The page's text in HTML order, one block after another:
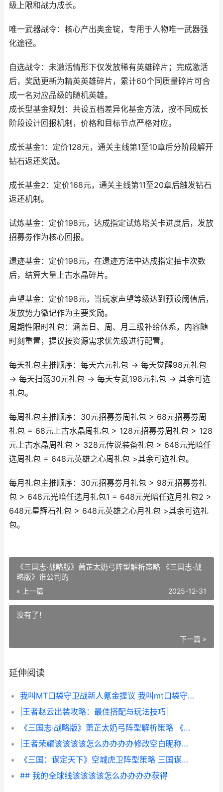
级上限和战力成长。
唯一武器战令：核心产出奥金锭，专用于人物唯一武器强
化途径。
自选战令：未激活情形下仅发放稀有英雄碎片；完成激活
后，奖励更新为精英英雄碎片，累计60个同质量碎片可合
成一名对应品级的随机英雄。
成长型基金规划：共设五档差异化基金方法，按不同成长
阶段设计回报机制，价格和目标节点严格对应。
成长基金1：定价128元，通关主线第1至10章后分阶段解开
钻石返还奖励。
成长基金2：定价168元，通关主线第11至20章后触发钻石
返还机制。
试炼基金：定价198元，达成指定试炼塔关卡进度后，发放
招募劵作为核心回报。
遗迹基金：定价198元，在遗迹方法中达成指定抽卡次数
后，结算大量上古水晶碎片。
声望基金：定价198元，当玩家声望等级达到预设阈值后，
发放势力徽记作为主要奖励。
周期性限时礼包：涵盖日、周、月三级补给体系，内容随
时刻重置，提议按资源需求优先级进行配置。
每天礼包主推顺序：每天六元礼包 → 每天觉醒98元礼包
→ 每天扫荡30元礼包 → 每天专武198元礼包 → 其余可选
礼包。
每周礼包主推顺序：30元招募劵周礼包 > 68元招募劵周
礼包 = 68元上古水晶周礼包 > 128元招募劵周礼包 > 128
元上古水晶周礼包 > 328元传说装备礼包 > 648元光暗任
选周礼包 = 648元英雄之心周礼包 >其余可选礼包。
每月礼包主推顺序：30元招募劵月礼包 > 98元招募劵礼
包 > 648元光暗任选月礼包1 = 648元光暗任选月礼包2 >
648元星辉石礼包 > 648元英雄之心月礼包 >其余可选礼
包。
《三国志·战略版》萧芷太奶弓阵型解析策略 《三国志·战
略版》谁公司的
« 上一篇 2025-12-31
没有了！
下一篇 »
延伸阅读
我叫MT口袋守卫战新人氪金提议 我叫mt口袋守卫战官网
|王者赵云出装攻略：最佳搭配与玩法技巧|
《三国志·战略版》萧芷太奶弓阵型解析策略 《三国志·战略版》谁公司的
|王者荣耀该该该该怎么办办办办修改空白昵称，详尽攻略|
《三国：谋定天下》空城虎卫阵型策略 三国谋定天下官服下载
## 我的全球线该该该该怎么办办办办获得